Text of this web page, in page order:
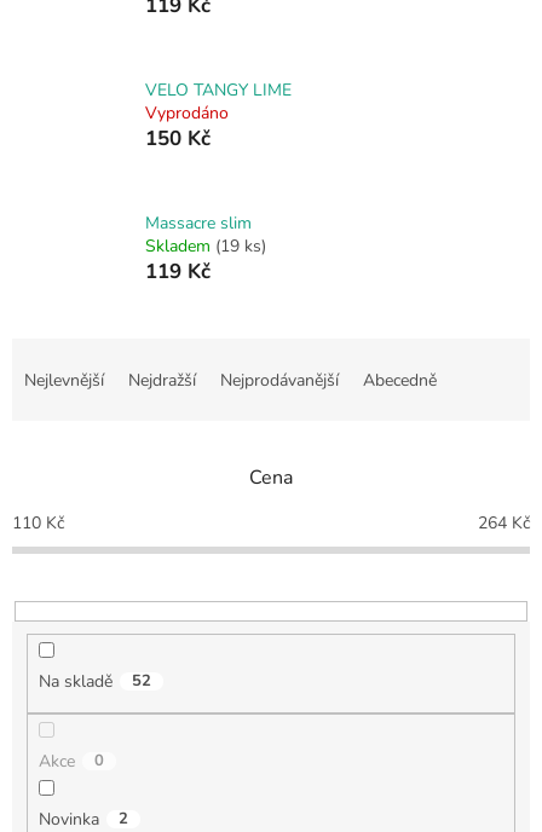
119 Kč
VELO TANGY LIME
Vyprodáno
150 Kč
Massacre slim
Skladem (19 ks)
119 Kč
p
r
o
u
Nejlevnější Nejdražší Nejprodávanější Abecedně
Cena
110 Kč 264 Kč
Na skladě 52
Akce 0
Novinka 2